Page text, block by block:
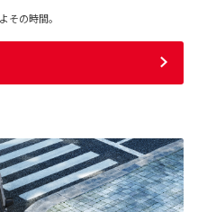
その時間。